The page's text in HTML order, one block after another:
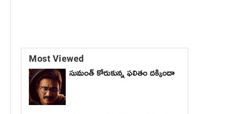
Most Viewed
సుమంత్ కోరుకున్న ఫలితం దక్కిందా